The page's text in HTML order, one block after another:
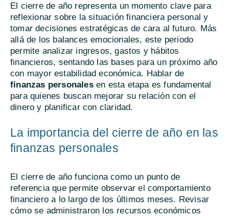
El cierre de año representa un momento clave para
reflexionar sobre la situación financiera personal y
tomar decisiones estratégicas de cara al futuro. Más
allá de los balances emocionales, este periodo
permite analizar ingresos, gastos y hábitos
financieros, sentando las bases para un próximo año
con mayor estabilidad económica. Hablar de
finanzas personalesen esta etapa es fundamental
para quienes buscan mejorar su relación con el
dinero y planificar con claridad.
La importancia del cierre de año en las
finanzas personales
El cierre de año funciona como un punto de
referencia que permite observar el comportamiento
financiero a lo largo de los últimos meses. Revisar
cómo se administraron los recursos económicos